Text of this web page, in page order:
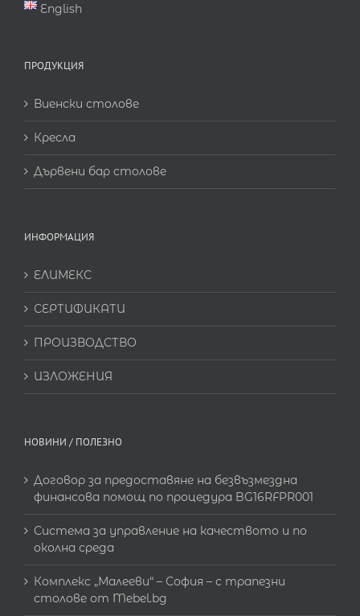
English
ПРОДУКЦИЯ
Виенски столове
Кресла
Дървени бар столове
ИНФОРМАЦИЯ
ЕЛИМЕКС
СЕРТИФИКАТИ
ПРОИЗВОДСТВО
ИЗЛОЖЕНИЯ
НОВИНИ / ПОЛЕЗНО
Договор за предоставяне на безвъзмездна
финансова помощ по процедура BG16RFPR001
Система за управление на качеството и по
околна среда
Комплекс „Малееви“ – София – с трапезни
столове от Mebel.bg